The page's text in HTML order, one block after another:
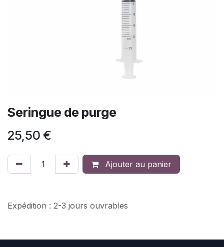
Seringue de purge
25,50 €
Ajouter au panier
Expédition : 2-3 jours ouvrables